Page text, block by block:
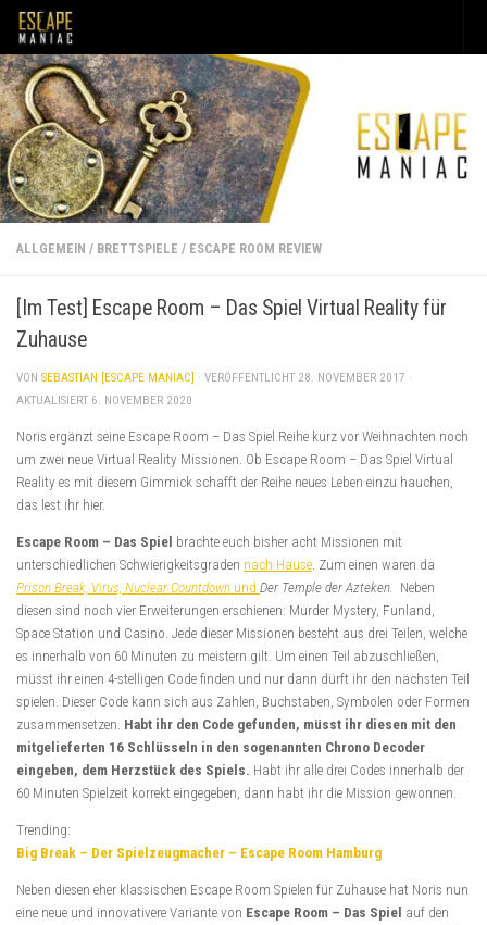
Unter dem Inhalt
ALLGEMEIN / BRETTSPIELE / ESCAPE ROOM REVIEW
[Im Test] Escape Room – Das Spiel Virtual Reality für
Zuhause
VON SEBASTIAN [ESCAPE MANIAC] · VERÖFFENTLICHT 28. NOVEMBER 2017 ·
AKTUALISIERT 6. NOVEMBER 2020
Noris ergänzt seine Escape Room – Das Spiel Reihe kurz vor Weihnachten noch
um zwei neue Virtual Reality Missionen. Ob Escape Room – Das Spiel Virtual
Reality es mit diesem Gimmick schafft der Reihe neues Leben einzu hauchen,
das lest ihr hier.
Escape Room – Das Spiel brachte euch bisher acht Missionen mit
unterschiedlichen Schwierigkeitsgraden nach Hause . Zum einen waren da
Prison Break, Virus, Nuclear Countdown und Der Temple der Azteken.
Neben
diesen sind noch vier Erweiterungen erschienen: Murder Mystery, Funland,
Space Station und Casino. Jede dieser Missionen besteht aus drei Teilen, welche
es innerhalb von 60 Minuten zu meistern gilt. Um einen Teil abzuschließen,
müsst ihr einen 4-stelligen Code finden und nur dann dürft ihr den nächsten Teil
spielen. Dieser Code kann sich aus Zahlen, Buchstaben, Symbolen oder Formen
zusammensetzen. Habt ihr den Code gefunden, müsst ihr diesen mit den
mitgelieferten 16 Schlüsseln in den sogenannten Chrono Decoder
eingeben, dem Herzstück des Spiels. Habt ihr alle drei Codes innerhalb der
60 Minuten Spielzeit korrekt eingegeben, dann habt ihr die Mission gewonnen.
Trending:
Big Break – Der Spielzeugmacher – Escape Room Hamburg
Neben diesen eher klassischen Escape Room Spielen für Zuhause hat Noris nun
eine neue und innovativere Variante von Escape Room – Das Spiel auf den